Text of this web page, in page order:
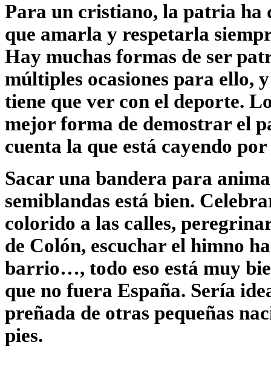
Para un cristiano, la patria ha
que amarla y respetarla
Hay muchas formas de ser
múltiples ocasiones para ello,
tiene que ver con el deporte.
mejor forma de demostrar el
cuenta la que está cayendo por
Sacar una bandera para
semiblandas está bien.
colorido a las calles,
de Colón, escuchar el himno
barrio…, todo eso está muy
que no fuera España. Sería
preñada de otras pequeñas
pies.